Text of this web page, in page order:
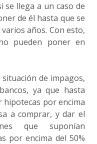
se llega a un caso de
de él hasta que se
años. Con esto,
pueden poner en
de impagos,
ya que hasta
hipotecas por encima
a comprar, y dar el
que suponían
por encima del 50%